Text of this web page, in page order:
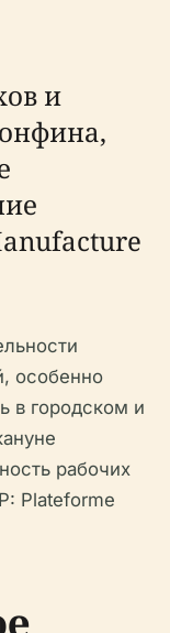
и
особенно
в городском и
рабочих
Plateforme